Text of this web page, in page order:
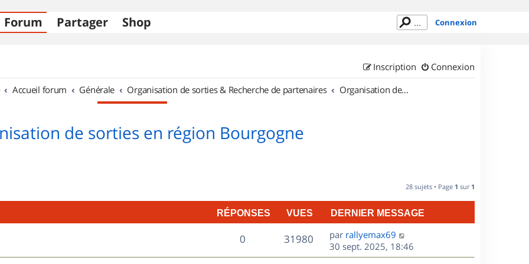
Forum Partager Shop Connexion
Connexion
Inscription
Accueil forum Générale Organisation de sorties & Recherche de partenaires Organisation de sorties en région Bourgogne
de sorties en région Bourgogne
28 sujets • Page 1 sur 1
RÉPONSES VUES DERNIER MESSAGE
0R
é
31980V
u
D
e
r
par rallyemax69
30 sept. 2025, 18:46